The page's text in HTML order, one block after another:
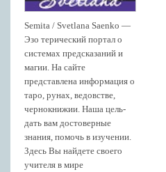
Semita / Svetlana Saenko —
Эзо терический портал о
системах предсказаний и
магии. На сайте
представлена информация о
таро, рунах, ведовстве,
чернокнижии. Наша цель-
дать вам достоверные
знания, помочь в изучении.
Здесь Вы найдете своего
учителя в мире